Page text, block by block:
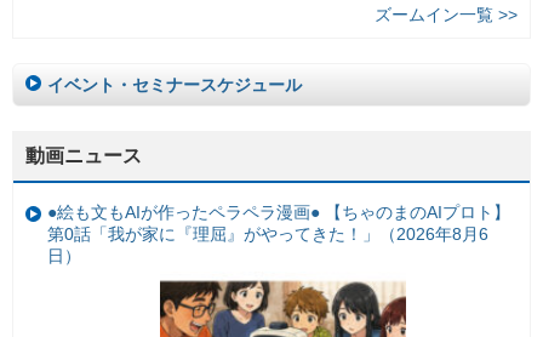
ズームイン一覧 >>
イベント・セミナースケジュール
動画ニュース
●絵も文もAIが作ったペラペラ漫画● 【ちゃのまのAIプロト】
第0話「我が家に『理屈』がやってきた！」（2026年8月6
日）